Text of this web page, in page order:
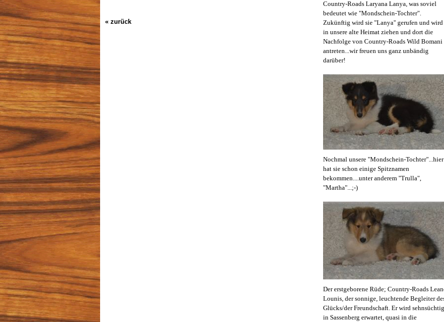
Country-Roads Laryana Lanya, was soviel
bedeutet wie "Mondschein-Tochter".
Zukünftig wird sie "Lanya" gerufen und wird
in unsere alte Heimat ziehen und dort die
Nachfolge von Country-Roads Wild Bomani
antreten...wir freuen uns ganz unbändig
darüber!
Nochmal unsere "Mondschein-Tochter"...hier
hat sie schon einige Spitznamen
bekommen....unter anderem "Trulla",
"Martha"...;-)
Der erstgeborene Rüde; Country-Roads
Lounis, der sonnige, leuchtende Begleiter
Glücks/der Freundschaft. Er wird sehnsüchtig
in Sassenberg erwartet, quasi in die
« zurück